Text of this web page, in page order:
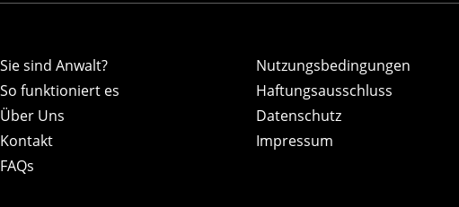
Sie sind Anwalt?
So funktioniert es
Über Uns
Kontakt
FAQs
Nutzungsbedingungen
Haftungsausschluss
Datenschutz
Impressum